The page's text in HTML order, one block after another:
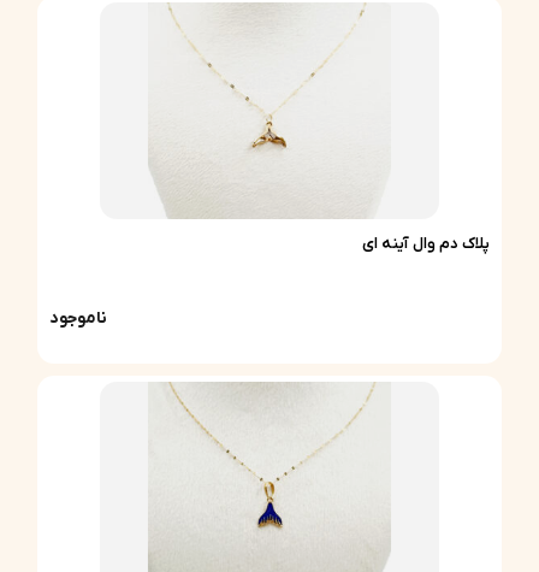
پلاک دم وال آینه ای
ناموجود